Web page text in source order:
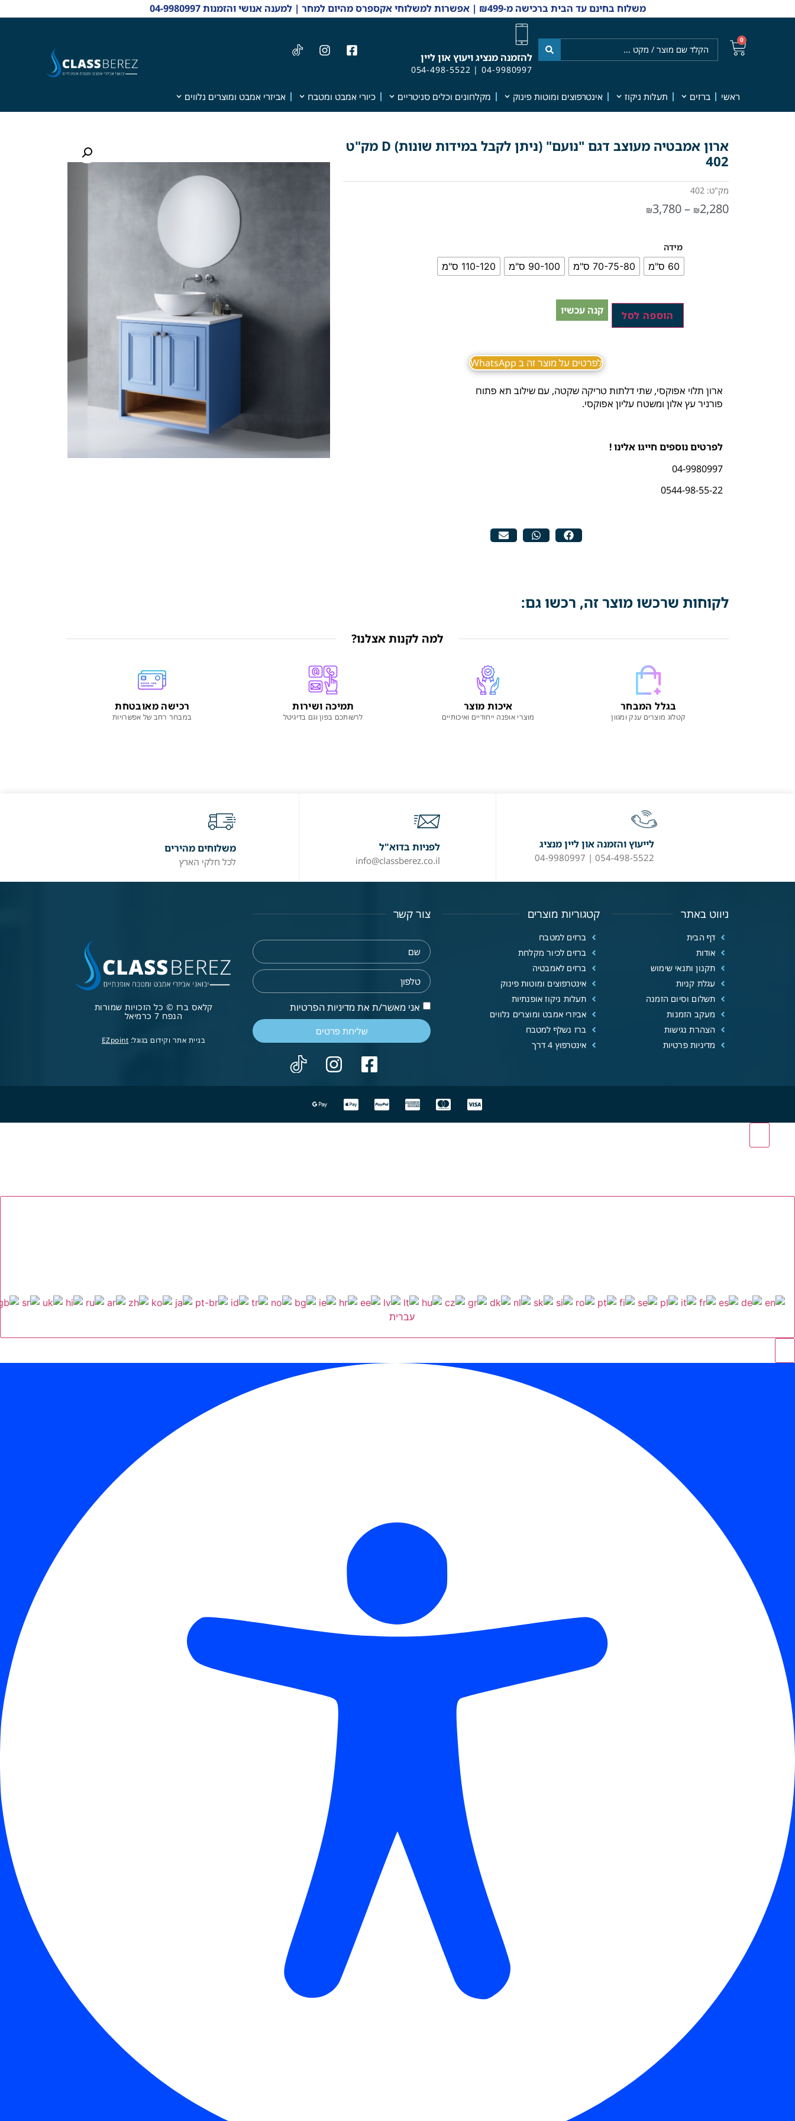
משלוח בחינם עד הבית ברכישה מ-₪499 | אפשרות למשלוחי אקספרס מהיום למחר | למענה אנושי והזמנות 04-9980997
0
להזמנה מנציג ויעוץ און ליין
04-9980997
|
054-498-5522
ראשי ברזים תעלות ניקוז אינטרפוצים ומוטות פינוק מקלחונים וכלים סניטריים כיורי אמבט ומטבח אביזרי אמבט ומוצרים נלווים
ארון אמבטיה מעוצב דגם "נועם" (ניתן לקבל במידות שונות) D מק"ט
402
מק"ט: 402
₪2,280
–
₪3,780
מידה
60 ס"מ 70-75-80 ס"מ 90-100 ס"מ 110-120 ס"מ
קנה עכשיו הוספה לסל
לפרטים על מוצר זה ב WhatsApp
ארון תלוי אפוקסי, שתי דלתות טריקה שקטה, עם שילוב תא פתוח
פורניר עץ אלון ומשטח עליון אפוקסי.
לפרטים נוספים חייגו אלינו !
04-9980997
0544-98-55-22
לקוחות שרכשו מוצר זה, רכשו גם:
למה לקנות אצלנו?
בגלל המבחר
קטלוג מוצרים ענק ומגוון
איכות מוצר
מוצרי אופנה ייחודיים ואיכותיים
תמיכה ושירות
לרשותכם בפון וגם בדיגיטל
רכישה מאובטחת
במבחר רחב של אפשרויות
לייעוץ והזמנה און ליין מנציג
054-498-5522 | 04-9980997
לפניות בדוא"ל
info@classberez.co.il
משלוחים מהירים
לכל חלקי הארץ
ניווט באתר
דף הבית
אודות
תקנון ותנאי שימוש
עגלת קניות
תשלום וסיום הזמנה
מעקב הזמנות
הצהרת נגישות
מדיניות פרטיות
קטגוריות מוצרים
ברזים למטבח
ברזים לכיור מקלחת
ברזים לאמבטיה
אינטרפוצים ומוטות פינוק
תעלות ניקוז אופנתיות
אביזרי אמבט ומוצרים נלווים
ברז נשלף למטבח
אינטרפוץ 4 דרך
צור קשר
אני מאשר/ת את מדיניות הפרטיות
שליחת פרטים
קלאס ברז © כל הזכויות שמורות
הנפח 7 כרמיאל
בניית אתר וקידום בגוגל: EZpoint
עברית